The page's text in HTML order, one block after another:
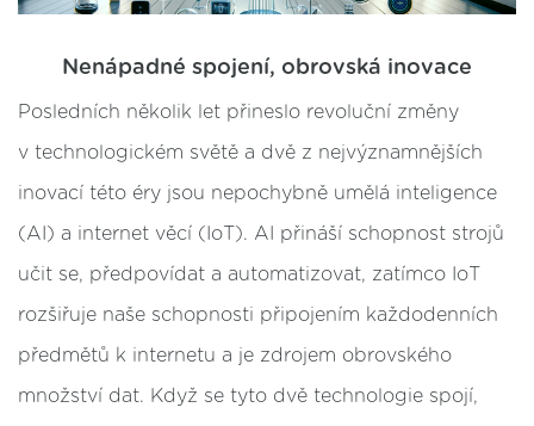
Nenápadné spojení, obrovská inovace
Posledních několik let přineslo revoluční změny
v technologickém světě a dvě z nejvýznamnějších
inovací této éry jsou nepochybně umělá inteligence
(AI) a internet věcí (IoT). AI přináší schopnost strojů
učit se, předpovídat a automatizovat, zatímco IoT
rozšiřuje naše schopnosti připojením každodenních
předmětů k internetu a je zdrojem obrovského
množství dat. Když se tyto dvě technologie spojí,